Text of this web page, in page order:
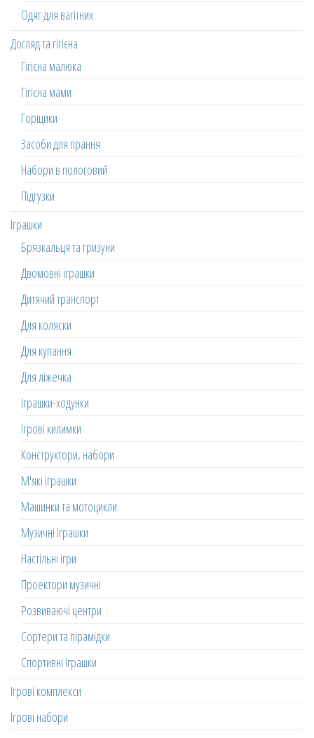
Одяг для вагітних
Догляд та гігієна
Гігієна малюка
Гігієна мами
Горщики
Засоби для прання
Набори в пологовий
Підгузки
Іграшки
Брязкальця та гризуни
Двомовні іграшки
Дитячий транспорт
Для коляски
Для купання
Для ліжечка
Іграшки-ходунки
Ігрові килимки
Конструктори, набори
М'які іграшки
Машинки та мотоцикли
Музичні іграшки
Настільні ігри
Проектори музичні
Розвиваючі центри
Сортери та пірамідки
Спортивні іграшки
Ігрові комплекси
Ігрові набори